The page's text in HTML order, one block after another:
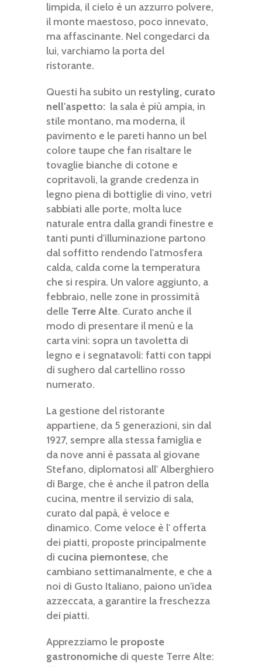
limpida, il cielo è un azzurro polvere,
il monte maestoso, poco innevato,
ma affascinante. Nel congedarci da
lui, varchiamo la porta del
ristorante.
Questi ha subito un restyling, curato
nell'aspetto: la sala è più ampia, in
stile montano, ma moderna, il
pavimento e le pareti hanno un bel
colore taupe che fan risaltare le
tovaglie bianche di cotone e
copritavoli, la grande credenza in
legno piena di bottiglie di vino, vetri
sabbiati alle porte, molta luce
naturale entra dalla grandi finestre e
tanti punti d'illuminazione partono
dal soffitto rendendo l'atmosfera
calda, calda come la temperatura
che si respira. Un valore aggiunto, a
febbraio, nelle zone in prossimità
delle Terre Alte. Curato anche il
modo di presentare il menù e la
carta vini: sopra un tavoletta di
legno e i segnatavoli: fatti con tappi
di sughero dal cartellino rosso
numerato.
La gestione del ristorante
appartiene, da 5 generazioni, sin dal
1927, sempre alla stessa famiglia e
da nove anni è passata al giovane
Stefano, diplomatosi all' Alberghiero
di Barge, che è anche il patron della
cucina, mentre il servizio di sala,
curato dal papà, è veloce e
dinamico. Come veloce è l' offerta
dei piatti, proposte principalmente
di cucina piemontese, che
cambiano settimanalmente, e che a
noi di Gusto Italiano, paiono un'idea
azzeccata, a garantire la freschezza
dei piatti.
Apprezziamo le proposte
gastronomiche di queste Terre Alte: